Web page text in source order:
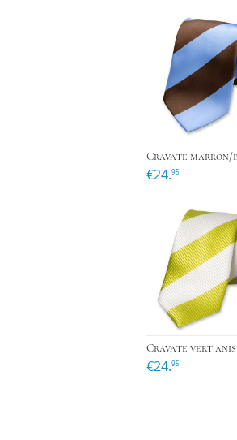
Cravate marron/
€24.95
€24.95